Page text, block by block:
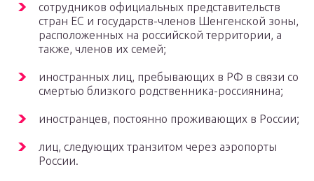
сотрудников официальных представительств
стран ЕС и государств-членов Шенгенской зоны,
расположенных на российской территории, а
также, членов их семей;
иностранных лиц, пребывающих в РФ в связи со
смертью близкого родственника-россиянина;
иностранцев, постоянно проживающих в России;
лиц, следующих транзитом через аэропорты
России.